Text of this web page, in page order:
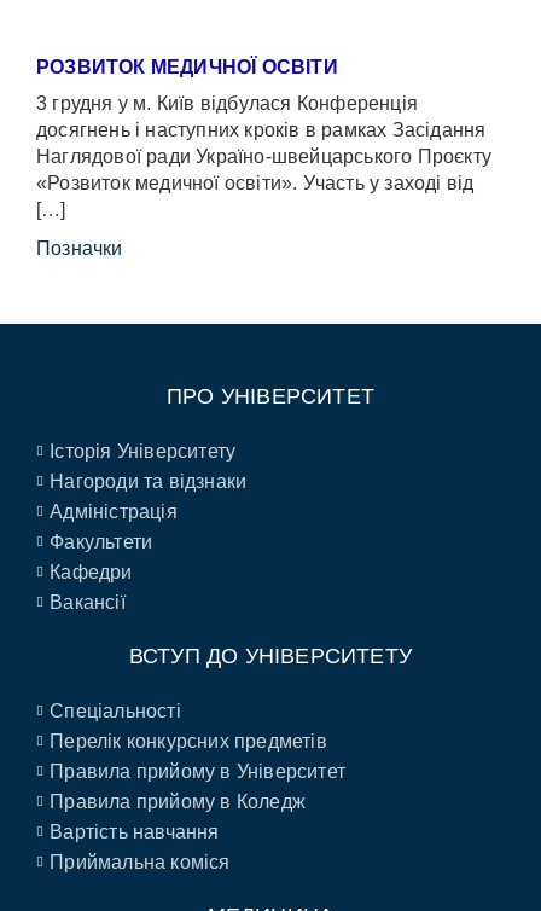
РОЗВИТОК МЕДИЧНОЇ ОСВІТИ
3 грудня у м. Київ відбулася Конференція
досягнень і наступних кроків в рамках Засідання
Наглядової ради Україно-швейцарського Проєкту
«Розвиток медичної освіти». Участь у заході від
[…]
Позначки
ПРО УНІВЕРСИТЕТ
Історія Університету
Нагороди та відзнаки
Адміністрація
Факультети
Кафедри
Вакансії
ВСТУП ДО УНІВЕРСИТЕТУ
Спеціальності
Перелік конкурсних предметів
Правила прийому в Університет
Правила прийому в Коледж
Вартість навчання
Приймальна коміся